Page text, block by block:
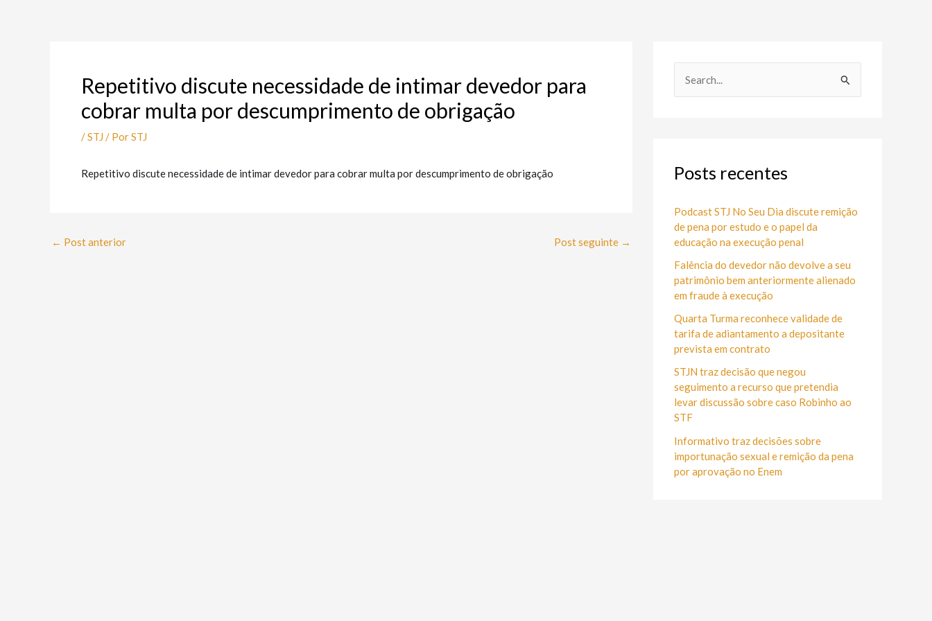
Repetitivo discute necessidade de intimar devedor para
cobrar multa por descumprimento de obrigação
/STJ / PorSTJ
Repetitivo discute necessidade de intimar devedor para cobrar multa por descumprimento de obrigação
← Post anterior Post seguinte →
u
s
a
r
p
o
r
:
Posts recentes
Podcast STJ No Seu Dia discute remição
de pena por estudo e o papel da
educação na execução penal
Falência do devedor não devolve a seu
patrimônio bem anteriormente alienado
em fraude à execução
Quarta Turma reconhece validade de
tarifa de adiantamento a depositante
prevista em contrato
STJN traz decisão que negou
seguimento a recurso que pretendia
levar discussão sobre caso Robinho ao
STF
Informativo traz decisões sobre
importunação sexual e remição da pena
por aprovação no Enem